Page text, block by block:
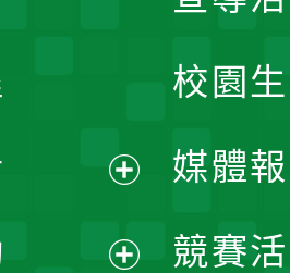
校園
媒體
競賽